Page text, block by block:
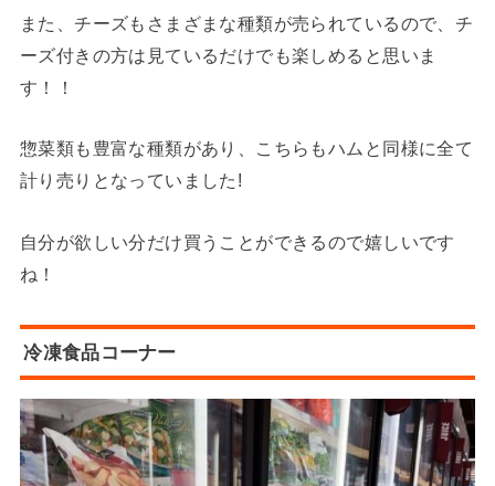
また、チーズもさまざまな種類が売られているので、チ
ーズ付きの方は見ているだけでも楽しめると思いま
す！！
惣菜類も豊富な種類があり、こちらもハムと同様に全て
計り売りとなっていました!
自分が欲しい分だけ買うことができるので嬉しいです
ね！
冷凍食品コーナー